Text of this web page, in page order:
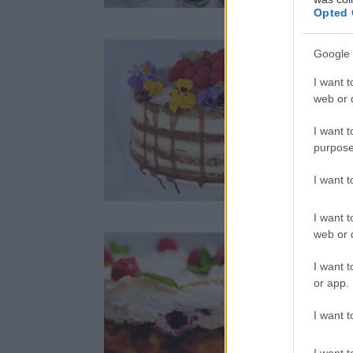
Opted
Google
I want
web or
I want
I want
I want
web or
I want
or app.
I want
Recepty